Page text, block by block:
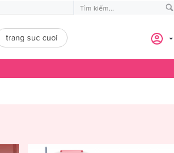
trang suc cuoi